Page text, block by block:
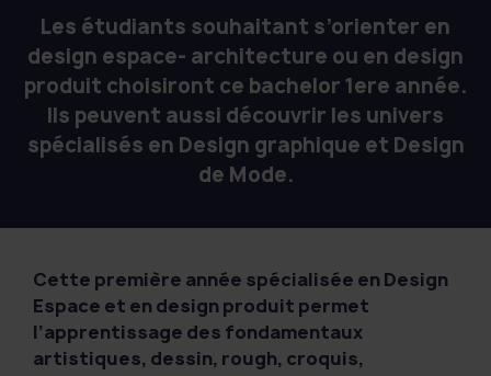
Les étudiants souhaitant s’orienter en
design espace- architecture ou en design
produit choisiront ce bachelor 1ere année.
Ils peuvent aussi découvrir les univers
spécialisés en Design graphique et Design
de Mode.
Cette première année spécialisée en Design
Espace et en design produit permet
l’apprentissage des fondamentaux
artistiques, dessin, rough, croquis,